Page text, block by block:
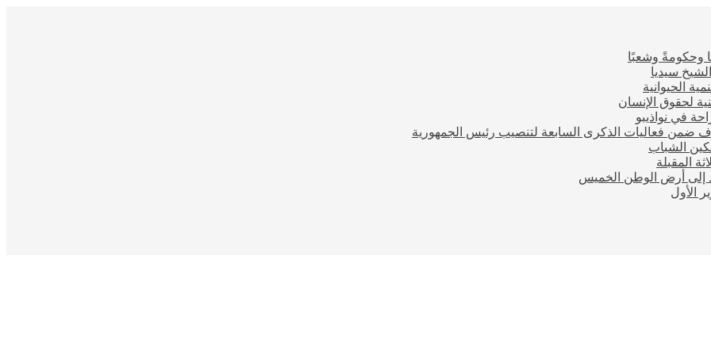
وحكومةً وشعبًا
سيديا
الحيوانية
لحقوق الإنسان
في نواذيبو
ضمن فعاليات الذكرى السابعة لتنصيب رئيس الجمهورية
الشباب
المقبلة
إلى أرض الوطن الخميس
الأول